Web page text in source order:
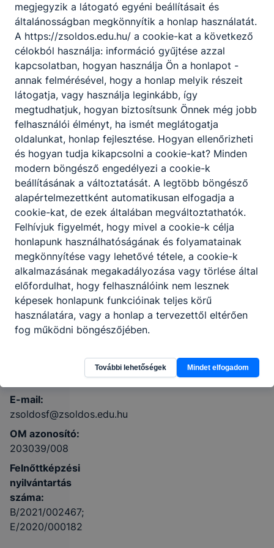
Hódmezővásárhelyi
SZC Szentesi
Zsoldos Ferenc
Technikum
6600 Szentes,
Szent Imre
herceg u. 1.
Órarend KRÉTA
E-mail:
zsoldosf@zsoldos.edu.hu
OM azonosító:
203039/008
Felnőttképzési
nyilvántartás
száma:
B/2021/002467;
E/2020/000182
megjegyzik a látogató egyéni beállításait és
általánosságban megkönnyítik a honlap használatát.
A https://zsoldos.edu.hu/ a cookie-kat a következő
célokból használja: információ gyűjtése azzal
kapcsolatban, hogyan használja Ön a honlapot -
annak felmérésével, hogy a honlap melyik részeit
látogatja, vagy használja leginkább, így
megtudhatjuk, hogyan biztosítsunk Önnek még jobb
felhasználói élményt, ha ismét meglátogatja
oldalunkat, honlap fejlesztése. Hogyan ellenőrizheti
és hogyan tudja kikapcsolni a cookie-kat? Minden
modern böngésző engedélyezi a cookie-k
beállításának a változtatását. A legtöbb böngésző
alapértelmezettként automatikusan elfogadja a
cookie-kat, de ezek általában megváltoztathatók.
Felhívjuk figyelmét, hogy mivel a cookie-k célja
honlapunk használhatóságának és folyamatainak
megkönnyítése vagy lehetővé tétele, a cookie-k
alkalmazásának megakadályozása vagy törlése által
előfordulhat, hogy felhasználóink nem lesznek
képesek honlapunk funkcióinak teljes körű
használatára, vagy a honlap a tervezettől eltérően
fog működni böngészőjében.
További lehetőségek Mindet elfogadom